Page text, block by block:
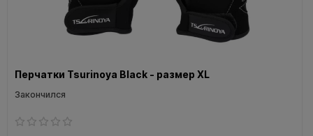
Перчатки Tsurinoya Black - размер XL
Закончился